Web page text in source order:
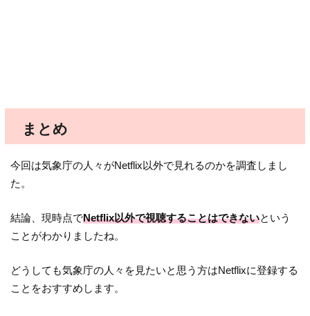
まとめ
今回は気象庁の人々がNetflix以外で見れるのかを調査しまし
た。
結論、現時点でNetflix以外で視聴することはできないという
ことがわかりましたね。
どうしても気象庁の人々を見たいと思う方はNetflixに登録する
ことをおすすめします。